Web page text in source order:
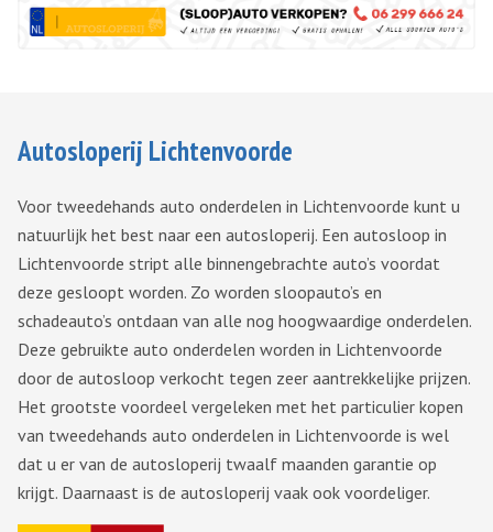
Autosloperij Lichtenvoorde
Voor tweedehands auto onderdelen in Lichtenvoorde kunt u
natuurlijk het best naar een autosloperij. Een autosloop in
Lichtenvoorde stript alle binnengebrachte auto’s voordat
deze gesloopt worden. Zo worden sloopauto’s en
schadeauto’s ontdaan van alle nog hoogwaardige onderdelen.
Deze gebruikte auto onderdelen worden in Lichtenvoorde
door de autosloop verkocht tegen zeer aantrekkelijke prijzen.
Het grootste voordeel vergeleken met het particulier kopen
van tweedehands auto onderdelen in Lichtenvoorde is wel
dat u er van de autosloperij twaalf maanden garantie op
krijgt. Daarnaast is de autosloperij vaak ook voordeliger.